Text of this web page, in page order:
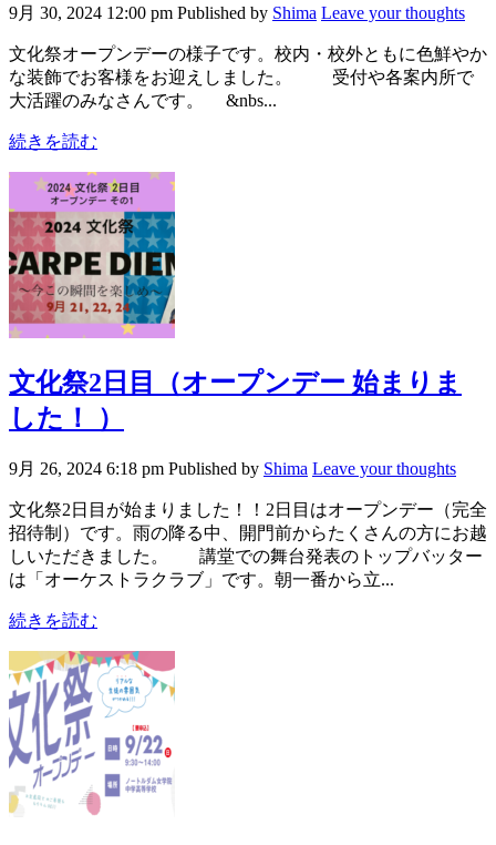
9月 30, 2024 12:00 pm Published by Shima Leave your thoughts
文化祭オープンデーの様子です。校内・校外ともに色鮮やか
な装飾でお客様をお迎えしました。 受付や各案内所で
大活躍のみなさんです。 &nbs...
続きを読む
文化祭2日目（オープンデー 始まりま
した！ ）
9月 26, 2024 6:18 pm Published by Shima Leave your thoughts
文化祭2日目が始まりました！！2日目はオープンデー（完全
招待制）です。雨の降る中、開門前からたくさんの方にお越
しいただきました。 講堂での舞台発表のトップバッター
は「オーケストラクラブ」です。朝一番から立...
続きを読む